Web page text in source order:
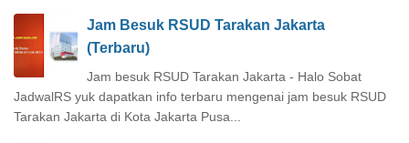
Jam Besuk RSUD Tarakan Jakarta
(Terbaru)
Jam besuk RSUD Tarakan Jakarta - Halo Sobat
JadwalRS yuk dapatkan info terbaru mengenai jam besuk RSUD
Tarakan Jakarta di Kota Jakarta Pusa...